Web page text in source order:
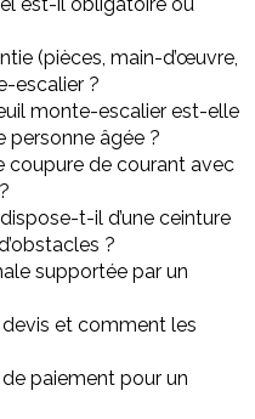
(pièces, main-d’œuvre,
escalier ?
monte-escalier est-elle
personne âgée ?
coupure de courant avec
t-il d’une ceinture
?
supportée par un
et comment les
paiement pour un